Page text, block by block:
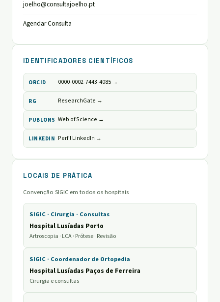
joelho@consultajoelho.pt
Agendar Consulta
IDENTIFICADORES CIENTÍFICOS
ORCID 0000-0002-7443-4085 →
RG ResearchGate →
PUBLONS Web of Science →
LINKEDIN Perfil LinkedIn →
LOCAIS DE PRÁTICA
Convenção SIGIC em todos os hospitais
SIGIC · Cirurgia · Consultas
Hospital Lusíadas Porto
Artroscopia · LCA · Prótese · Revisão
SIGIC · Coordenador de Ortopedia
Hospital Lusíadas Paços de Ferreira
Cirurgia e consultas